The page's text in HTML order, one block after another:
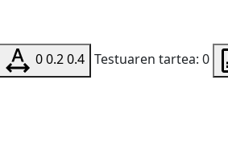
00.20.4 Testuaren tartea: 0